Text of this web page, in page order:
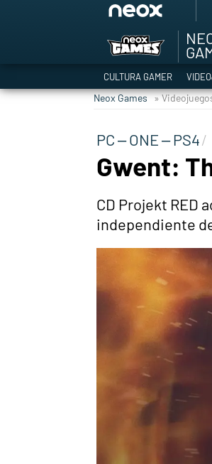
CULTURA GAMER
Neox Games »
PC – ONE – PS4
Gwent:
CD Projekt RED
independiente